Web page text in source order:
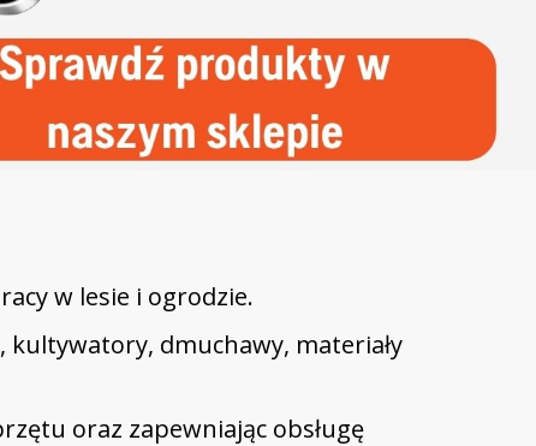
w lesie i ogrodzie.
dmuchawy, materiały
oraz zapewniając obsługę